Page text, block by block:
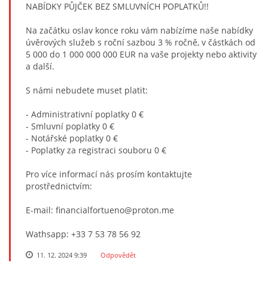
NABÍDKY PŮJČEK BEZ SMLUVNÍCH POPLATKŮ!!
Na začátku oslav konce roku vám nabízíme naše nabídky
úvěrových služeb s roční sazbou 3 % ročně, v částkách od
5 000 do 1 000 000 000 EUR na vaše projekty nebo aktivity
a další.
S námi nebudete muset platit:
- Administrativní poplatky 0 €
- Smluvní poplatky 0 €
- Notářské poplatky 0 €
- Poplatky za registraci souboru 0 €
Pro více informací nás prosím kontaktujte
prostřednictvím:
E-mail: financialfortueno@proton.me
Wathsapp: +33 7 53 78 56 92
11. 12. 2024 9:39 Odpovědět